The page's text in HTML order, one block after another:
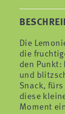
Die
die
den
und
Snack,
diese
Moment